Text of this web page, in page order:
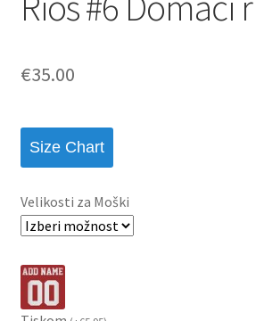
€35.00
Size Chart
Velikosti za Moški